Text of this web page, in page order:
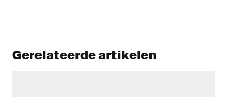
Gerelateerde artikelen